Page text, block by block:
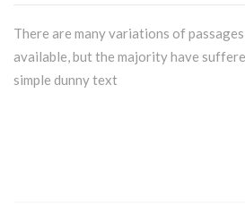
There are many variations of
available, but the majority have
simple dunny text